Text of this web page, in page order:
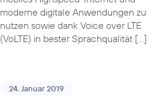
moderne digitale Anwendungen zu
nutzen sowie dank Voice over LTE
(VoLTE) in bester Sprachqualität […]
24. Januar 2019